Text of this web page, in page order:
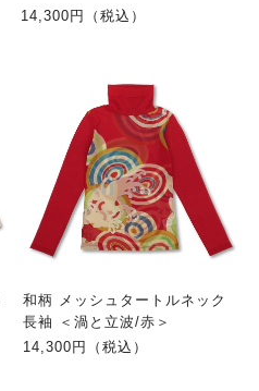
14,300円（税込）
和柄 メッシュタートルネック
長袖 ＜渦と立波/赤＞
14,300円（税込）